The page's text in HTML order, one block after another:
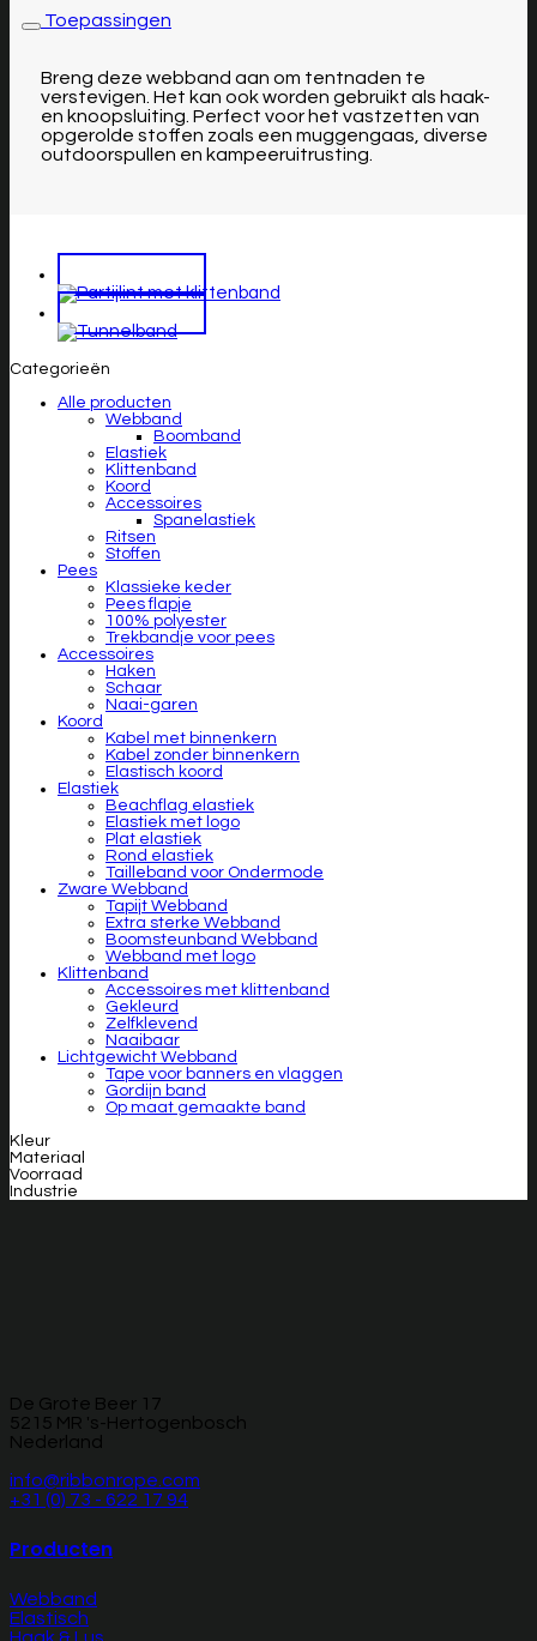
Toepassingen
Breng deze webband aan om tentnaden te
verstevigen. Het kan ook worden gebruikt als haak-
en knoopsluiting. Perfect voor het vastzetten van
opgerolde stoffen zoals een muggengaas, diverse
outdoorspullen en kampeeruitrusting.
Categorieën
Alle producten
Webband
Boomband
Elastiek
Klittenband
Koord
Accessoires
Spanelastiek
Ritsen
Stoffen
Pees
Klassieke keder
Pees flapje
100% polyester
Trekbandje voor pees
Accessoires
Haken
Schaar
Naai-garen
Koord
Kabel met binnenkern
Kabel zonder binnenkern
Elastisch koord
Elastiek
Beachflag elastiek
Elastiek met logo
Plat elastiek
Rond elastiek
Tailleband voor Ondermode
Zware Webband
Tapijt Webband
Extra sterke Webband
Boomsteunband Webband
Webband met logo
Klittenband
Accessoires met klittenband
Gekleurd
Zelfklevend
Naaibaar
Lichtgewicht Webband
Tape voor banners en vlaggen
Gordijn band
Op maat gemaakte band
Kleur
Materiaal
Voorraad
Industrie
De Grote Beer 17
5215 MR 's-Hertogenbosch
Nederland
info@ribbonrope.com
+31 (0) 73 - 622 17 94
Producten
Webband
Elastisch